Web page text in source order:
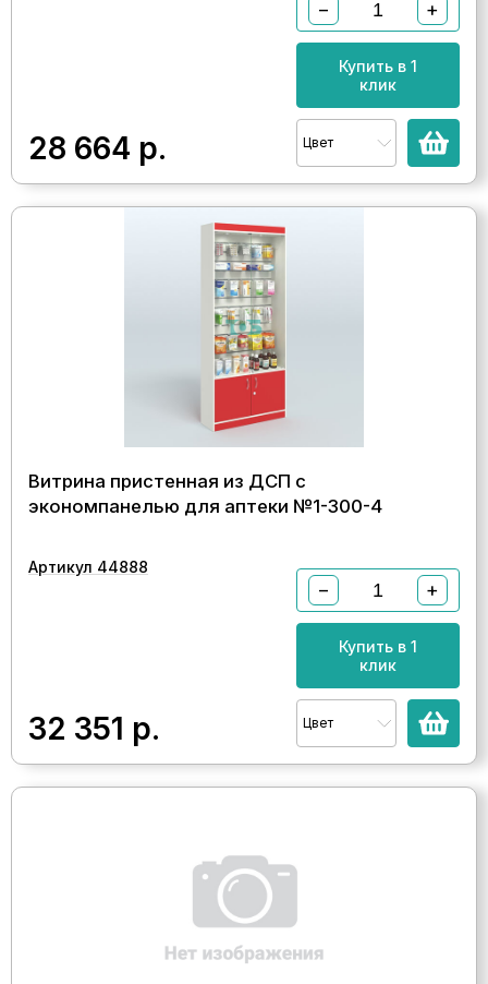
28 664 р.
− +
Купить в 1
клик
Цвет
Витрина пристенная из ДСП с
экономпанелью для аптеки №1-300-4
Артикул 44888
32 351 р.
− +
Купить в 1
клик
Цвет